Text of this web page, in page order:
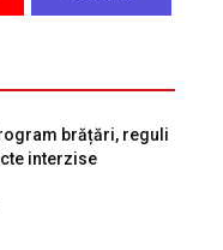
brățări, reguli
interzise